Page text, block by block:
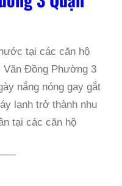
tại các căn hộ
Văn Đồng Phường 3
nắng nóng gay gắt
lạnh trở thành nhu
tại các căn hộ